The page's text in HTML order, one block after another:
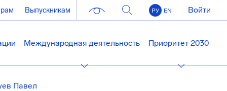
Выпускникам РУ EN Войти
Международная деятельность Приоритет 2030
Павел